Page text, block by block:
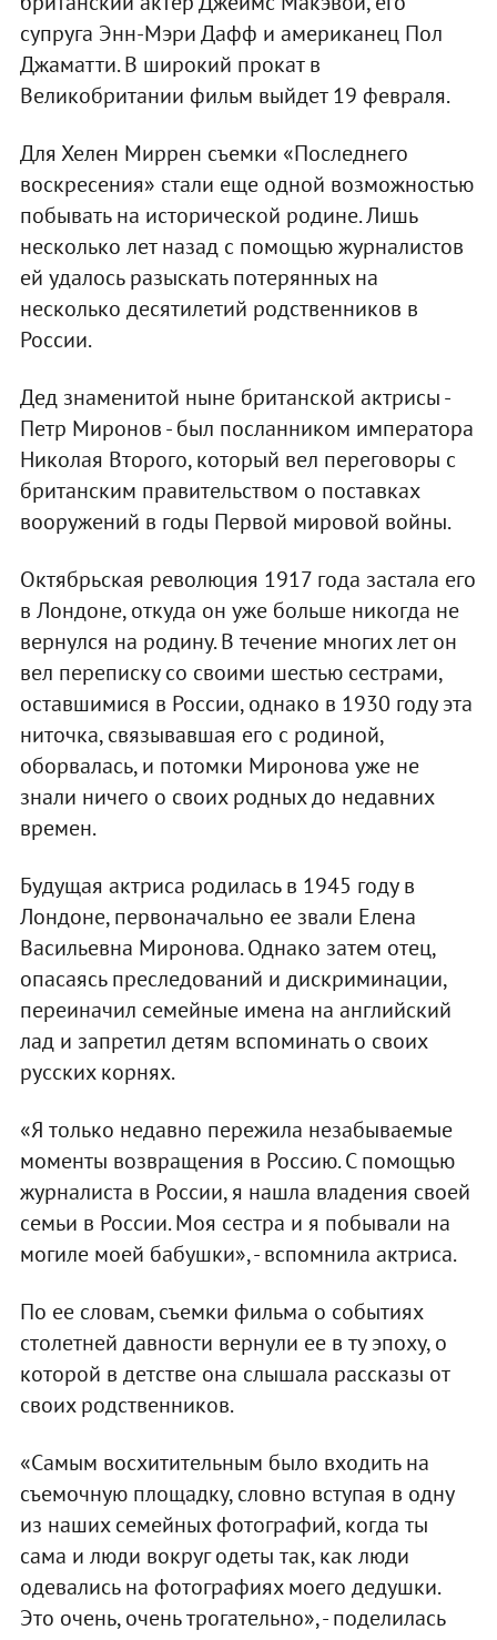
супруга Энн-Мэри Дафф и американец Пол
Джаматти. В широкий прокат в
Великобритании фильм выйдет 19 февраля.
Для Хелен Миррен съемки «Последнего
воскресения» стали еще одной возможностью
побывать на исторической родине. Лишь
несколько лет назад с помощью журналистов
ей удалось разыскать потерянных на
несколько десятилетий родственников в
России.
Дед знаменитой ныне британской актрисы -
Петр Миронов - был посланником императора
Николая Второго, который вел переговоры с
британским правительством о поставках
вооружений в годы Первой мировой войны.
Октябрьская революция 1917 года застала его
в Лондоне, откуда он уже больше никогда не
вернулся на родину. В течение многих лет он
вел переписку со своими шестью сестрами,
оставшимися в России, однако в 1930 году эта
ниточка, связывавшая его с родиной,
оборвалась, и потомки Миронова уже не
знали ничего о своих родных до недавних
времен.
Будущая актриса родилась в 1945 году в
Лондоне, первоначально ее звали Елена
Васильевна Миронова. Однако затем отец,
опасаясь преследований и дискриминации,
переиначил семейные имена на английский
лад и запретил детям вспоминать о своих
русских корнях.
«Я только недавно пережила незабываемые
моменты возвращения в Россию. С помощью
журналиста в России, я нашла владения своей
семьи в России. Моя сестра и я побывали на
могиле моей бабушки», - вспомнила актриса.
По ее словам, съемки фильма о событиях
столетней давности вернули ее в ту эпоху, о
которой в детстве она слышала рассказы от
своих родственников.
«Самым восхитительным было входить на
съемочную площадку, словно вступая в одну
из наших семейных фотографий, когда ты
сама и люди вокруг одеты так, как люди
одевались на фотографиях моего дедушки.
Это очень, очень трогательно», - поделилась